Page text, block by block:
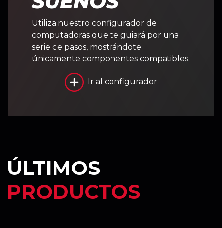
Utiliza nuestro configurador de
computadoras que te guiará por una
serie de pasos, mostrándote
únicamente componentes compatibles.
Ir al configurador
ÚLTIMOS
PRODUCTOS